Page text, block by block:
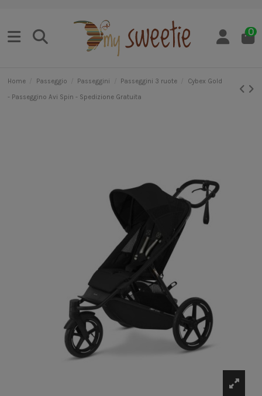
0
Home Passeggio Passeggini Passeggini 3 ruote Cybex Gold
- Passeggino Avi Spin - Spedizione Gratuita